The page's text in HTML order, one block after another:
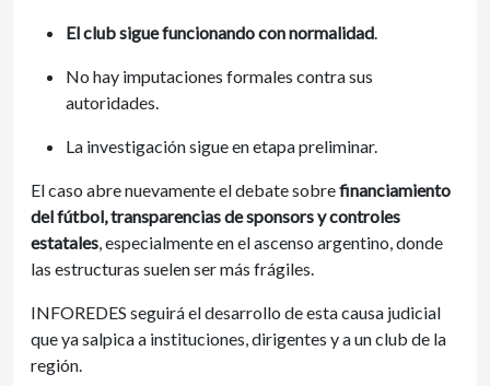
El club sigue funcionando con normalidad.
No hay imputaciones formales contra sus
autoridades.
La investigación sigue en etapa preliminar.
El caso abre nuevamente el debate sobrefinanciamiento
del fútbol, transparencias de sponsors y controles
estatales, especialmente en el ascenso argentino, donde
las estructuras suelen ser más frágiles.
INFOREDES seguirá el desarrollo de esta causa judicial
que ya salpica a instituciones, dirigentes y a un club de la
región.